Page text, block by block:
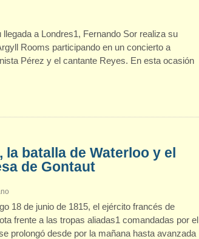
a Londres1, Fernando Sor realiza su
Rooms participando en un concierto a
Pérez y el cantante Reyes. En esta ocasión
batalla de Waterloo y el
de Gontaut
18 de junio de 1815, el ejército francés de
frente a las tropas aliadas1 comandadas por el
prolongó desde por la mañana hasta avanzada